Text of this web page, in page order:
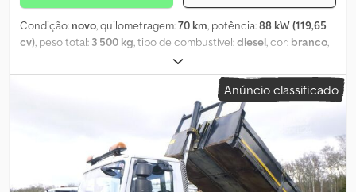
Condição: novo, quilometragem:70 km, potência:88 kW (119,65
cv) , peso total: 3 500 kg , tipo de combustível:diesel , cor: branco
, número de lugares:
Equipamento:ABS, ar condicionado, fecho centralizado, filtro
de partículas, programa eletrónico de estabilidade (ESP), O
ISUZU, centro de veículos comerciais na Alemanha, oferece-lhe
competência, serviço e consultoria: ISUZU M21 TT HEAVY E MT
com basculante de três lados e grande caçamba Preço líquido /
exportação: 47.600,- € 2 anos de garantia no veículo base a partir
do dia do primeiro registo Equipamento de série: - Motor diesel
Anúncio classificado